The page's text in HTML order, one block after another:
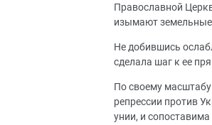
Православной
изымают
Не добившись
сделала шаг к ее
По своему
репрессии против
унии, и